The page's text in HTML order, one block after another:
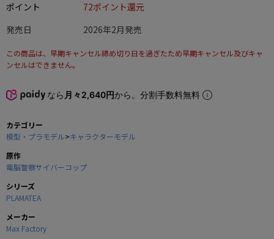
ポイント
72ポイント還元
発売日
2026年2月発売
この商品は、早期キャンセル締め切り日を過ぎたため早期キャンセル及びキャ
ンセルはできません。
なら 月々2,640円から。分割手数料無料
カテゴリー
模型・プラモデル>キャラクターモデル
原作
電脳警察サイバーコップ
シリーズ
PLAMATEA
メーカー
Max Factory